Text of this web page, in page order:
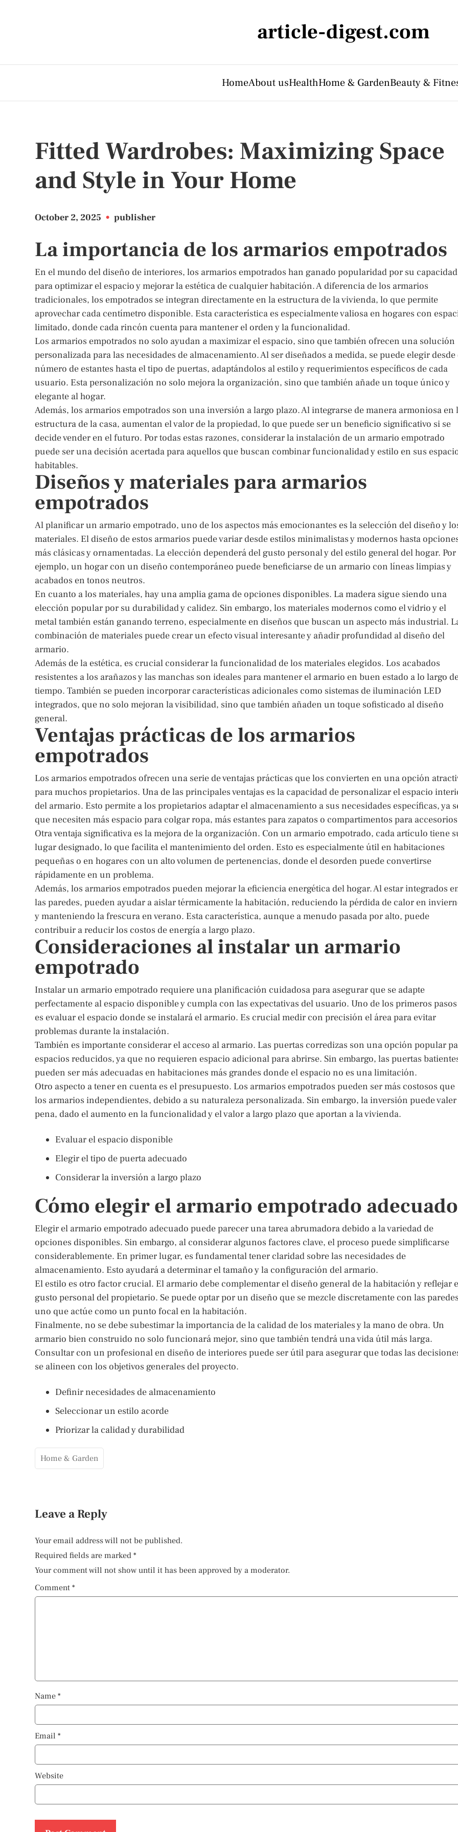
article-digest.com
HomeAbout usHealthHome & GardenBeauty &
Fitted Wardrobes: Maximizing Space
and Style in Your Home
October 2, 2025 • publisher
La importancia de los armarios empotrados
En el mundo del diseño de interiores, los armarios empotrados han ganado popularidad por su capacidad
para optimizar el espacio y mejorar la estética de cualquier habitación. A diferencia de los armarios
tradicionales, los empotrados se integran directamente en la estructura de la vivienda, lo que permite
aprovechar cada centímetro disponible. Esta característica es especialmente valiosa en hogares con
limitado, donde cada rincón cuenta para mantener el orden y la funcionalidad.
Los armarios empotrados no solo ayudan a maximizar el espacio, sino que también ofrecen una solución
personalizada para las necesidades de almacenamiento. Al ser diseñados a medida, se puede elegir desde
número de estantes hasta el tipo de puertas, adaptándolos al estilo y requerimientos específicos de cada
usuario. Esta personalización no solo mejora la organización, sino que también añade un toque único y
elegante al hogar.
Además, los armarios empotrados son una inversión a largo plazo. Al integrarse de manera armoniosa en
estructura de la casa, aumentan el valor de la propiedad, lo que puede ser un beneficio significativo si se
decide vender en el futuro. Por todas estas razones, considerar la instalación de un armario empotrado
puede ser una decisión acertada para aquellos que buscan combinar funcionalidad y estilo en sus
habitables.
Diseños y materiales para armarios
empotrados
Al planificar un armario empotrado, uno de los aspectos más emocionantes es la selección del diseño y
materiales. El diseño de estos armarios puede variar desde estilos minimalistas y modernos hasta
más clásicas y ornamentadas. La elección dependerá del gusto personal y del estilo general del hogar. Por
ejemplo, un hogar con un diseño contemporáneo puede beneficiarse de un armario con líneas limpias y
acabados en tonos neutros.
En cuanto a los materiales, hay una amplia gama de opciones disponibles. La madera sigue siendo una
elección popular por su durabilidad y calidez. Sin embargo, los materiales modernos como el vidrio y el
metal también están ganando terreno, especialmente en diseños que buscan un aspecto más industrial.
combinación de materiales puede crear un efecto visual interesante y añadir profundidad al diseño del
armario.
Además de la estética, es crucial considerar la funcionalidad de los materiales elegidos. Los acabados
resistentes a los arañazos y las manchas son ideales para mantener el armario en buen estado a lo largo
tiempo. También se pueden incorporar características adicionales como sistemas de iluminación LED
integrados, que no solo mejoran la visibilidad, sino que también añaden un toque sofisticado al diseño
general.
Ventajas prácticas de los armarios
empotrados
Los armarios empotrados ofrecen una serie de ventajas prácticas que los convierten en una opción
para muchos propietarios. Una de las principales ventajas es la capacidad de personalizar el espacio
del armario. Esto permite a los propietarios adaptar el almacenamiento a sus necesidades específicas, ya
que necesiten más espacio para colgar ropa, más estantes para zapatos o compartimentos para
Otra ventaja significativa es la mejora de la organización. Con un armario empotrado, cada artículo tiene
lugar designado, lo que facilita el mantenimiento del orden. Esto es especialmente útil en habitaciones
pequeñas o en hogares con un alto volumen de pertenencias, donde el desorden puede convertirse
rápidamente en un problema.
Además, los armarios empotrados pueden mejorar la eficiencia energética del hogar. Al estar integrados
las paredes, pueden ayudar a aislar térmicamente la habitación, reduciendo la pérdida de calor en
y manteniendo la frescura en verano. Esta característica, aunque a menudo pasada por alto, puede
contribuir a reducir los costos de energía a largo plazo.
Consideraciones al instalar un armario
empotrado
Instalar un armario empotrado requiere una planificación cuidadosa para asegurar que se adapte
perfectamente al espacio disponible y cumpla con las expectativas del usuario. Uno de los primeros pasos
es evaluar el espacio donde se instalará el armario. Es crucial medir con precisión el área para evitar
problemas durante la instalación.
También es importante considerar el acceso al armario. Las puertas corredizas son una opción popular
espacios reducidos, ya que no requieren espacio adicional para abrirse. Sin embargo, las puertas
pueden ser más adecuadas en habitaciones más grandes donde el espacio no es una limitación.
Otro aspecto a tener en cuenta es el presupuesto. Los armarios empotrados pueden ser más costosos que
los armarios independientes, debido a su naturaleza personalizada. Sin embargo, la inversión puede
pena, dado el aumento en la funcionalidad y el valor a largo plazo que aportan a la vivienda.
Evaluar el espacio disponible
Elegir el tipo de puerta adecuado
Considerar la inversión a largo plazo
Cómo elegir el armario empotrado adecuado
Elegir el armario empotrado adecuado puede parecer una tarea abrumadora debido a la variedad de
opciones disponibles. Sin embargo, al considerar algunos factores clave, el proceso puede simplificarse
considerablemente. En primer lugar, es fundamental tener claridad sobre las necesidades de
almacenamiento. Esto ayudará a determinar el tamaño y la configuración del armario.
El estilo es otro factor crucial. El armario debe complementar el diseño general de la habitación y reflejar
gusto personal del propietario. Se puede optar por un diseño que se mezcle discretamente con las
uno que actúe como un punto focal en la habitación.
Finalmente, no se debe subestimar la importancia de la calidad de los materiales y la mano de obra. Un
armario bien construido no solo funcionará mejor, sino que también tendrá una vida útil más larga.
Consultar con un profesional en diseño de interiores puede ser útil para asegurar que todas las
se alineen con los objetivos generales del proyecto.
Definir necesidades de almacenamiento
Seleccionar un estilo acorde
Priorizar la calidad y durabilidad
Home & Garden
Leave a Reply
Your email address will not be published.
Required fields are marked *
Your comment will not show until it has been approved by a moderator.
Comment *
Name *
Email *
Website